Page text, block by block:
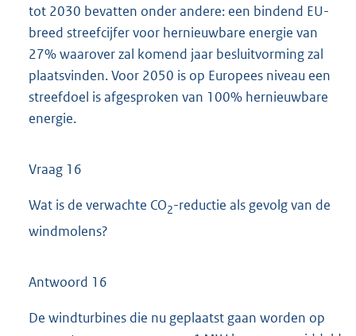
tot 2030 bevatten onder andere: een bindend EU-
breed streefcijfer voor hernieuwbare energie van
27% waarover zal komend jaar besluitvorming zal
plaatsvinden. Voor 2050 is op Europees niveau een
streefdoel is afgesproken van 100% hernieuwbare
energie.
Vraag 16
Wat is de verwachte CO2-reductie als gevolg van de
windmolens?
Antwoord 16
De windturbines die nu geplaatst gaan worden op